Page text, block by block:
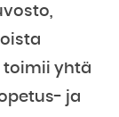
toimii yhtä
ja